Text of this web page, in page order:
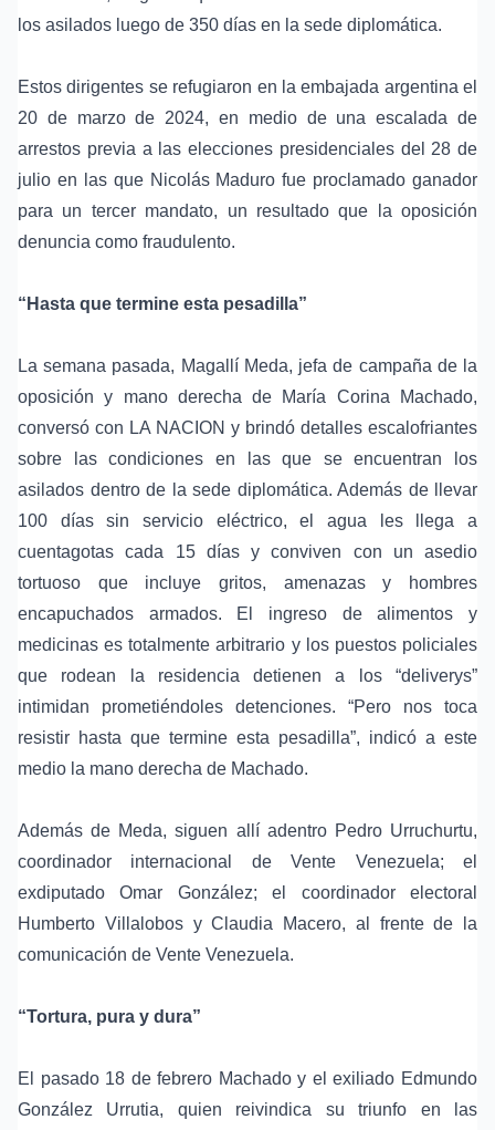
los asilados luego de 350 días en la sede diplomática.
Estos dirigentes se refugiaron en la embajada argentina el
20 de marzo de 2024, en medio de una escalada de
arrestos previa a las elecciones presidenciales del 28 de
julio en las que Nicolás Maduro fue proclamado ganador
para un tercer mandato, un resultado que la oposición
denuncia como fraudulento.
“Hasta que termine esta pesadilla”
La semana pasada, Magallí Meda, jefa de campaña de la
oposición y mano derecha de María Corina Machado,
conversó con LA NACION y brindó detalles escalofriantes
sobre las condiciones en las que se encuentran los
asilados dentro de la sede diplomática. Además de llevar
100 días sin servicio eléctrico, el agua les llega a
cuentagotas cada 15 días y conviven con un asedio
tortuoso que incluye gritos, amenazas y hombres
encapuchados armados. El ingreso de alimentos y
medicinas es totalmente arbitrario y los puestos policiales
que rodean la residencia detienen a los “deliverys”
intimidan prometiéndoles detenciones. “Pero nos toca
resistir hasta que termine esta pesadilla”, indicó a este
medio la mano derecha de Machado.
Además de Meda, siguen allí adentro Pedro Urruchurtu,
coordinador internacional de Vente Venezuela; el
exdiputado Omar González; el coordinador electoral
Humberto Villalobos y Claudia Macero, al frente de la
comunicación de Vente Venezuela.
“Tortura, pura y dura”
El pasado 18 de febrero Machado y el exiliado Edmundo
González Urrutia, quien reivindica su triunfo en las